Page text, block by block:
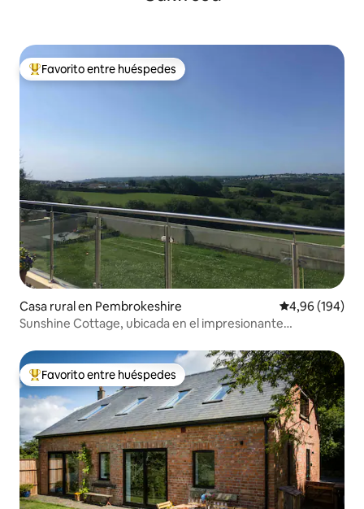
Favorito entre los huéspedes más destacados
Favorito entre huéspedes
Casa rural en Pembrokeshire Calificación
4,96 (194)
Sunshine Cottage, ubicada en el impresionante
Favorito entre los huéspedes más destacados
Favorito entre huéspedes